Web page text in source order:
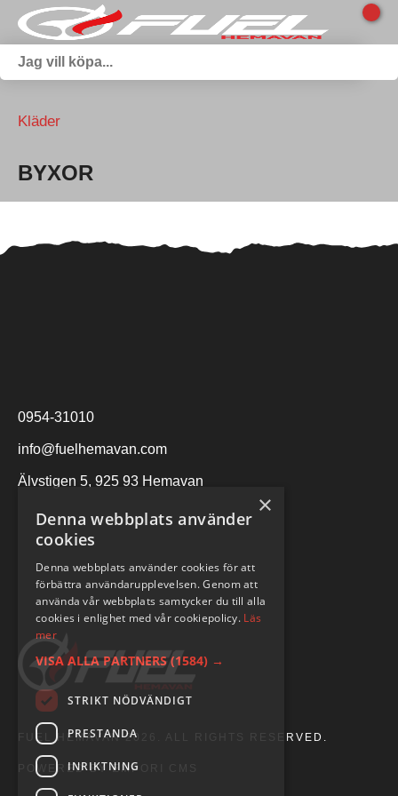
Kläder
BYXOR
0954-31010
info@fuelhemavan.com
Älvstigen 5, 925 93 Hemavan
FUEL HEMAVAN 2026. ALL RIGHTS RESERVED.
POWERED BY EMPORI CMS
×
Denna webbplats använder
cookies
Denna webbplats använder cookies för att
förbättra användarupplevelsen. Genom att
använda vår webbplats samtycker du till alla
cookies i enlighet med vår cookiepolicy. Läs
mer
VISA ALLA PARTNERS (1584) →
STRIKT NÖDVÄNDIGT
PRESTANDA
INRIKTNING